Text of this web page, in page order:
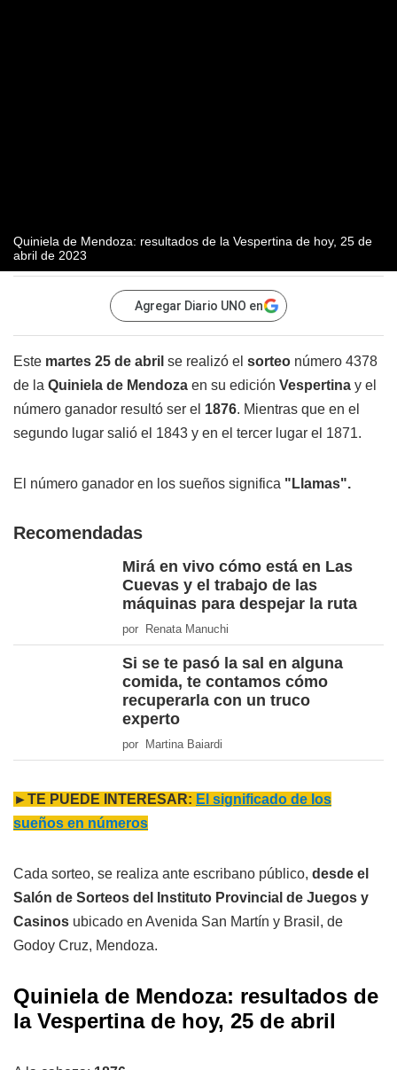
Quiniela de Mendoza: resultados de la Vespertina de hoy, 25 de
abril de 2023
Agregar Diario UNO en
Este martes 25 de abril se realizó el sorteo número 4378
de la Quiniela de Mendoza en su edición Vespertina y el
número ganador resultó ser el 1876. Mientras que en el
segundo lugar salió el 1843 y en el tercer lugar el 1871.
El número ganador en los sueños significa "Llamas".
Recomendadas
Mirá en vivo cómo está en Las
Cuevas y el trabajo de las
máquinas para despejar la ruta
por Renata Manuchi
Si se te pasó la sal en alguna
comida, te contamos cómo
recuperarla con un truco
experto
por Martina Baiardi
►TE PUEDE INTERESAR: El significado de los
sueños en números
Cada sorteo, se realiza ante escribano público, desde el
Salón de Sorteos del Instituto Provincial de Juegos y
Casinos ubicado en Avenida San Martín y Brasil, de
Godoy Cruz, Mendoza.
Quiniela de Mendoza: resultados de
la Vespertina de hoy, 25 de abril